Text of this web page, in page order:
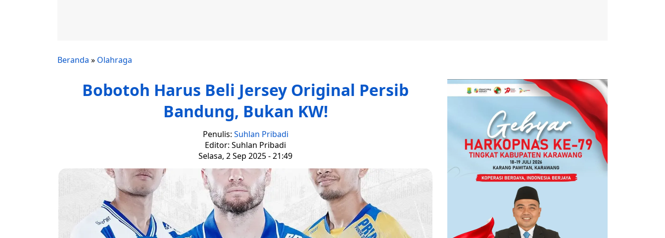
Beranda » Olahraga
Bobotoh Harus Beli Jersey Original Persib
Bandung, Bukan KW!
Penulis: Suhlan Pribadi
Editor: Suhlan Pribadi
Selasa, 2 Sep 2025 - 21:49